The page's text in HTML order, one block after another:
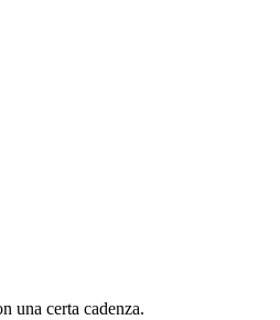
una certa cadenza.